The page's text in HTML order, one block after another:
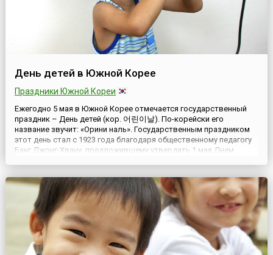
День детей в Южной Корее
Праздники Южной Кореи
Ежегодно 5 мая в Южной Корее отмечается государственный
праздник – День детей (кор. 어린이날). По-корейски его
название звучит: «Орини наль». Государственным праздником
этот день стал с 1923 года благодаря общественному педагогу
Банг Джонг-Хвану, предложившему утвердить 1 мая Днем